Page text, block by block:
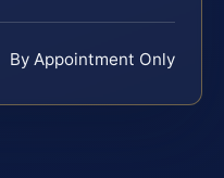
By Appointment Only